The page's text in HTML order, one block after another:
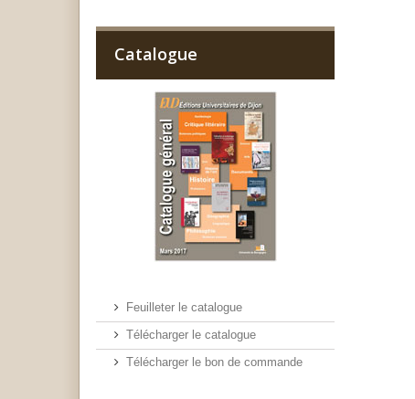
Catalogue
Feuilleter le catalogue
Télécharger le catalogue
Télécharger le bon de commande